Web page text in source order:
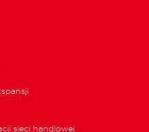
sieci handlowej